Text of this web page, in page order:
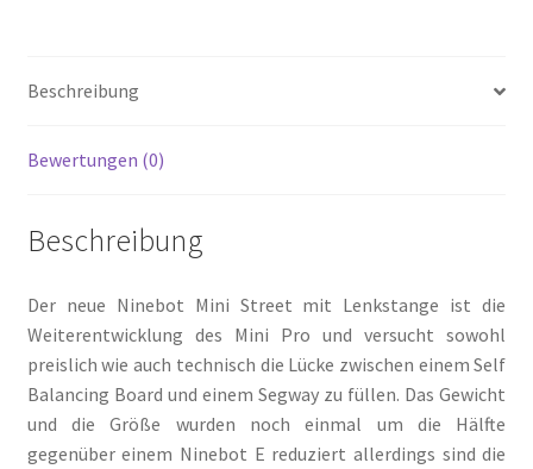
Beschreibung
Bewertungen (0)
Beschreibung
Der neue Ninebot Mini Street mit Lenkstange ist die
Weiterentwicklung des Mini Pro und versucht sowohl
preislich wie auch technisch die Lücke zwischen einem Self
Balancing Board und einem Segway zu füllen. Das Gewicht
und die Größe wurden noch einmal um die Hälfte
gegenüber einem Ninebot E reduziert allerdings sind die